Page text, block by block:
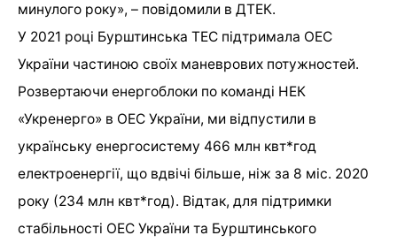
минулого року», – повідомили в ДТЕК.
У 2021 році Бурштинська ТЕС підтримала ОЕС
України частиною своїх маневрових потужностей.
Розвертаючи енергоблоки по команді НЕК
«Укренерго» в ОЕС України, ми відпустили в
українську енергосистему 466 млн квт*год
електроенергії, що вдвічі більше, ніж за 8 міс. 2020
року (234 млн квт*год). Відтак, для підтримки
стабільності ОЕС України та Бурштинського